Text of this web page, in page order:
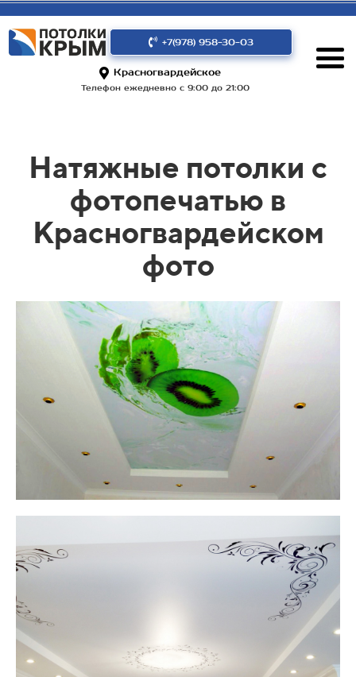
+7(978) 958-30-03
Красногвардейское
Телефон ежедневно с 9:00 до 21:00
Натяжные потолки с
фотопечатью в
Красногвардейском
фото